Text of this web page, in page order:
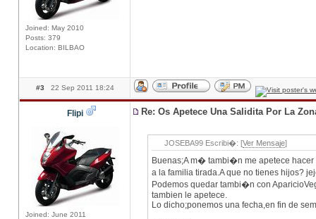
Joined: May 2010
Posts: 379
Location: BILBAO
#3 22 Sep 2011 18:24
Flipi
Joined: June 2011
Re: Os Apetece Una Salidita Por La
JOSEBA99 Escribi�: [Ver Mensaje]
Buenas;A m� tambi�n me apetece
a la familia tirada.A que no tienes hijos?
Podemos quedar tambi�n con
tambien le apetece.
Lo dicho;ponemos una fecha,en fin de